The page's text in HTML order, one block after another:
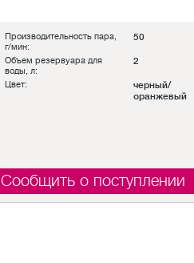
Производительность пара,
г/мин:
50
Объем резервуара для
воды, л:
2
Цвет:
черный/
оранжевый
Сообщить о поступлении